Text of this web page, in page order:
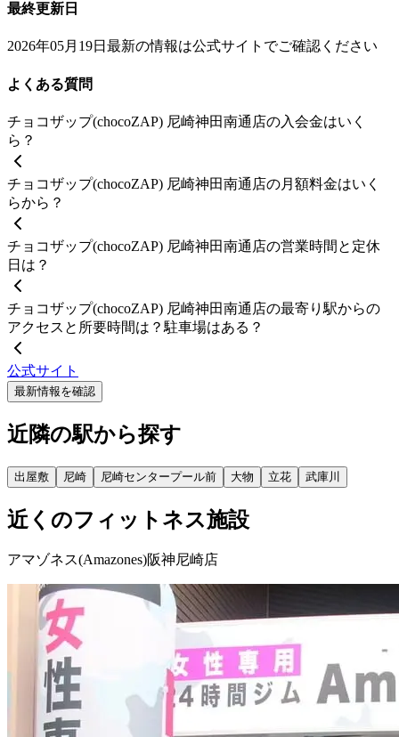
最終更新日
2026年05月19日 最新の情報は公式サイトでご確認ください
よくある質問
チョコザップ(chocoZAP) 尼崎神田南通店の入会金はいく
ら？
チョコザップ(chocoZAP) 尼崎神田南通店の月額料金はいく
らから？
チョコザップ(chocoZAP) 尼崎神田南通店の営業時間と定休
日は？
チョコザップ(chocoZAP) 尼崎神田南通店の最寄り駅からの
アクセスと所要時間は？駐車場はある？
公式サイト
最新情報を確認
近隣の駅から探す
出屋敷 尼崎 尼崎センタープール前 大物 立花 武庫川
近くのフィットネス施設
アマゾネス(Amazones)阪神尼崎店